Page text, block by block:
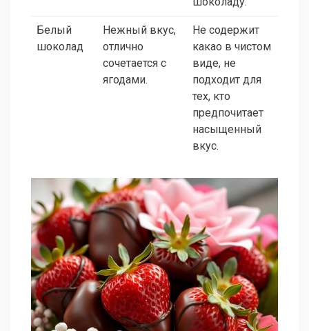
Белый
шоколад
Нежный вкус,
отлично
сочетается с
ягодами.
Не содержит
какао в чистом
виде, не
подходит для
тех, кто
предпочитает
насыщенный
вкус.